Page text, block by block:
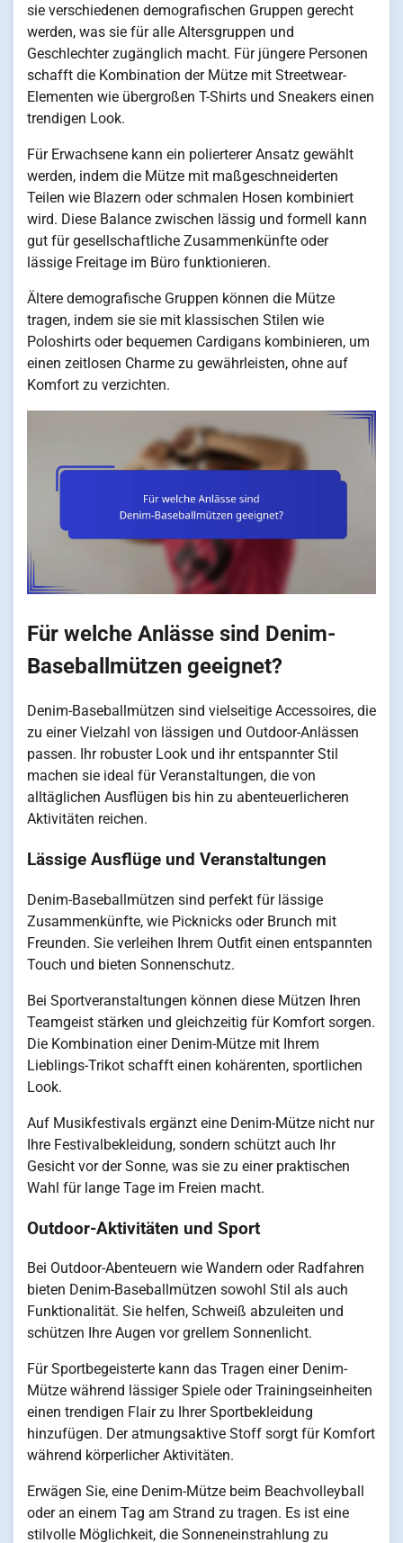
sie verschiedenen demografischen Gruppen gerecht
werden, was sie für alle Altersgruppen und
Geschlechter zugänglich macht. Für jüngere Personen
schafft die Kombination der Mütze mit Streetwear-
Elementen wie übergroßen T-Shirts und Sneakers einen
trendigen Look.
Für Erwachsene kann ein polierterer Ansatz gewählt
werden, indem die Mütze mit maßgeschneiderten
Teilen wie Blazern oder schmalen Hosen kombiniert
wird. Diese Balance zwischen lässig und formell kann
gut für gesellschaftliche Zusammenkünfte oder
lässige Freitage im Büro funktionieren.
Ältere demografische Gruppen können die Mütze
tragen, indem sie sie mit klassischen Stilen wie
Poloshirts oder bequemen Cardigans kombinieren, um
einen zeitlosen Charme zu gewährleisten, ohne auf
Komfort zu verzichten.
Für welche Anlässe sind Denim-
Baseballmützen geeignet?
Denim-Baseballmützen sind vielseitige Accessoires, die
zu einer Vielzahl von lässigen und Outdoor-Anlässen
passen. Ihr robuster Look und ihr entspannter Stil
machen sie ideal für Veranstaltungen, die von
alltäglichen Ausflügen bis hin zu abenteuerlicheren
Aktivitäten reichen.
Lässige Ausflüge und Veranstaltungen
Denim-Baseballmützen sind perfekt für lässige
Zusammenkünfte, wie Picknicks oder Brunch mit
Freunden. Sie verleihen Ihrem Outfit einen entspannten
Touch und bieten Sonnenschutz.
Bei Sportveranstaltungen können diese Mützen Ihren
Teamgeist stärken und gleichzeitig für Komfort sorgen.
Die Kombination einer Denim-Mütze mit Ihrem
Lieblings-Trikot schafft einen kohärenten, sportlichen
Look.
Auf Musikfestivals ergänzt eine Denim-Mütze nicht nur
Ihre Festivalbekleidung, sondern schützt auch Ihr
Gesicht vor der Sonne, was sie zu einer praktischen
Wahl für lange Tage im Freien macht.
Outdoor-Aktivitäten und Sport
Bei Outdoor-Abenteuern wie Wandern oder Radfahren
bieten Denim-Baseballmützen sowohl Stil als auch
Funktionalität. Sie helfen, Schweiß abzuleiten und
schützen Ihre Augen vor grellem Sonnenlicht.
Für Sportbegeisterte kann das Tragen einer Denim-
Mütze während lässiger Spiele oder Trainingseinheiten
einen trendigen Flair zu Ihrer Sportbekleidung
hinzufügen. Der atmungsaktive Stoff sorgt für Komfort
während körperlicher Aktivitäten.
Erwägen Sie, eine Denim-Mütze beim Beachvolleyball
oder an einem Tag am Strand zu tragen. Es ist eine
stilvolle Möglichkeit, die Sonneneinstrahlung zu